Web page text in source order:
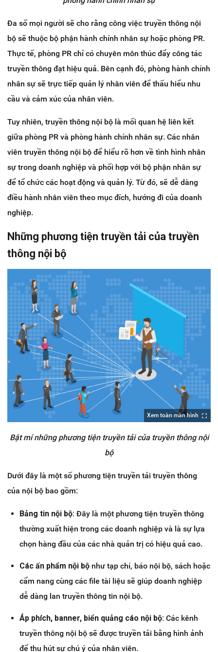
Đa số mọi người sẽ cho rằng công việc truyền thông nội
bộ sẽ thuộc bộ phận hành chính nhân sự hoặc phòng PR.
Thực tế, phòng PR chỉ có chuyên môn thúc đẩy công tác
truyền thông đạt hiệu quả. Bên cạnh đó, phòng hành chính
nhân sự sẽ trực tiếp quản lý nhân viên để thấu hiểu nhu
cầu và cảm xúc của nhân viên.
Tuy nhiên, truyền thông nội bộ là mối quan hệ liên kết
giữa phòng PR và phòng hành chính nhân sự. Các nhân
viên truyền thông nội bộ để hiểu rõ hơn về tình hình nhân
sự trong doanh nghiệp và phối hợp với bộ phận nhân sự
để tổ chức các hoạt động và quản lý. Từ đó, sẽ dễ dàng
điều hành nhân viên theo mục đích, hướng đi của doanh
nghiệp.
Những phương tiện truyền tải của truyền
thông nội bộ
Xem toàn màn hình
Bật mí những phương tiện truyền tải của truyền thông nội
bộ
Dưới đây là một số phương tiện truyền tải truyền thông
của nội bộ bao gồm:
Bảng tin nội bộ: Đây là một phương tiện truyền thông
thường xuất hiện trong các doanh nghiệp và là sự lựa
chọn hàng đầu của các nhà quản trị có hiệu quả cao.
Các ấn phẩm nội bộ như tạp chí, báo nội bộ, sách hoặc
cẩm nang cùng các file tài liệu sẽ giúp doanh nghiệp
dễ dàng lan truyền thông tin nội bộ.
Áp phích, banner, biển quảng cáo nội bộ: Các kênh
truyền thông nội bộ sẽ được truyền tải bằng hình ảnh
để thu hút sự chú ý của nhân viên.